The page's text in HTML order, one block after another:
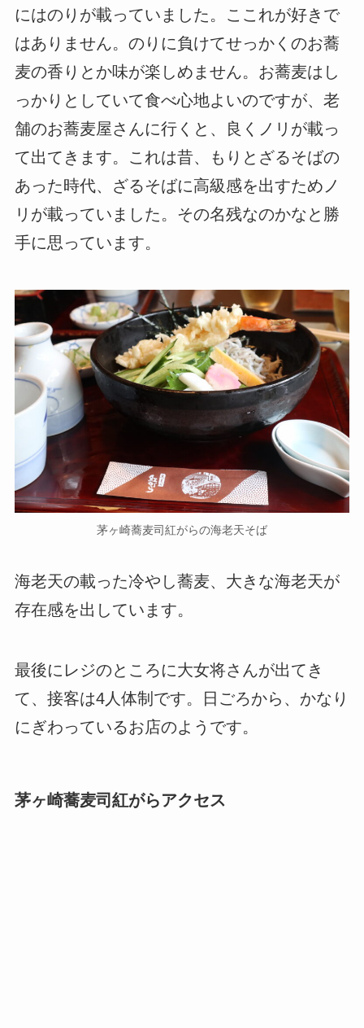
にはのりが載っていました。ここれが好きで
はありません。のりに負けてせっかくのお蕎
麦の香りとか味が楽しめません。お蕎麦はし
っかりとしていて食べ心地よいのですが、老
舗のお蕎麦屋さんに行くと、良くノリが載っ
て出てきます。これは昔、もりとざるそばの
あった時代、ざるそばに高級感を出すためノ
リが載っていました。その名残なのかなと勝
手に思っています。
茅ヶ崎蕎麦司紅がらの海老天そば
海老天の載った冷やし蕎麦、大きな海老天が
存在感を出しています。
最後にレジのところに大女将さんが出てき
て、接客は4人体制です。日ごろから、かなり
にぎわっているお店のようです。
茅ヶ崎蕎麦司紅がらアクセス